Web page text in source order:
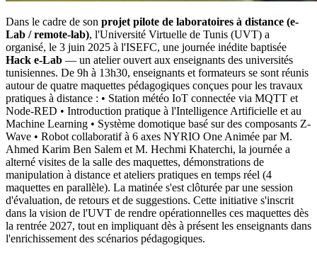
Dans le cadre de son projet pilote de laboratoires à distance (e-
Lab / remote-lab), l'Université Virtuelle de Tunis (UVT) a
organisé, le 3 juin 2025 à l'ISEFC, une journée inédite baptisée
Hack e-Lab — un atelier ouvert aux enseignants des universités
tunisiennes. De 9h à 13h30, enseignants et formateurs se sont réunis
autour de quatre maquettes pédagogiques conçues pour les travaux
pratiques à distance : • Station météo IoT connectée via MQTT et
Node-RED • Introduction pratique à l'Intelligence Artificielle et au
Machine Learning • Système domotique basé sur des composants Z-
Wave • Robot collaboratif à 6 axes NYRIO One Animée par M.
Ahmed Karim Ben Salem et M. Hechmi Khaterchi, la journée a
alterné visites de la salle des maquettes, démonstrations de
manipulation à distance et ateliers pratiques en temps réel (4
maquettes en parallèle). La matinée s'est clôturée par une session
d'évaluation, de retours et de suggestions. Cette initiative s'inscrit
dans la vision de l'UVT de rendre opérationnelles ces maquettes dès
la rentrée 2027, tout en impliquant dès à présent les enseignants dans
l'enrichissement des scénarios pédagogiques.